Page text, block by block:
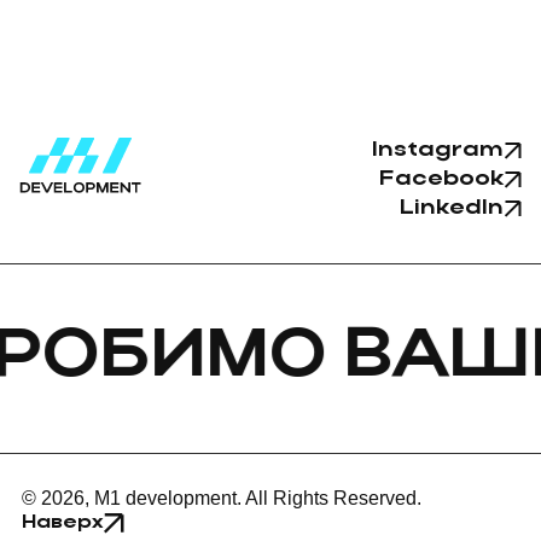
Instagram
Facebook
LinkedIn
ВАШЕ
© 2026, M1 development. All Rights Reserved.
Наверх